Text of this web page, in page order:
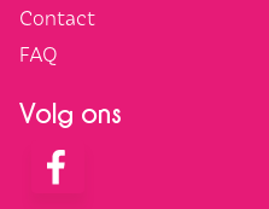
Contact
FAQ
Volg ons